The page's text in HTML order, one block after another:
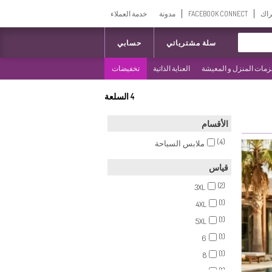
FACEBOOK CONNECT مدونة خدمة العملاء
حسابي سلة مشترياتي
المنزل و المعيشة العناية الذاتية تخفيضات
4السلعة
الأقسام
ملابس السباحة (4)
قياس
3XL
(2)
4XL
(1)
5XL
(1)
6
(1)
8
(1)